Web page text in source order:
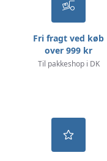
Fri fragt ved køb
over 999 kr
Til pakkeshop i DK